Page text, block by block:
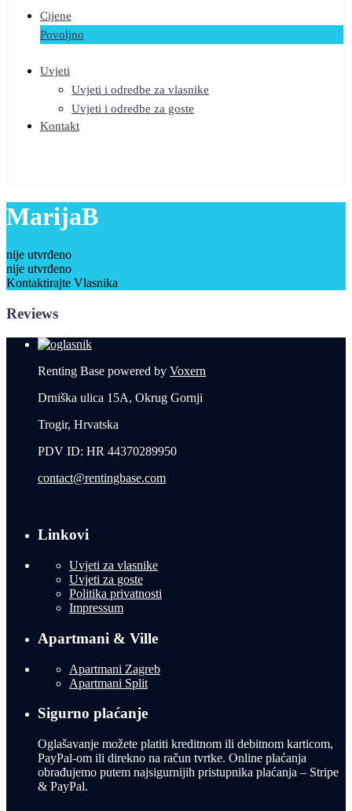
Cijene
Povoljno
Uvjeti
Uvjeti i odredbe za vlasnike
Uvjeti i odredbe za goste
Kontakt
MarijaB
nije utvrđeno
nije utvrđeno
Kontaktirajte Vlasnika
Reviews
Renting Base powered by Voxern
Drniška ulica 15A, Okrug Gornji
Trogir, Hrvatska
PDV ID: HR 44370289950
contact@rentingbase.com
Linkovi
Uvjeti za vlasnike
Uvjeti za goste
Politika privatnosti
Impressum
Apartmani & Ville
Apartmani Zagreb
Apartmani Split
Sigurno plaćanje
Oglašavanje možete platiti kreditnom ili debitnom karticom,
PayPal-om ili direkno na račun tvrtke. Online plaćanja
obrađujemo putem najsigurnijih pristupnika plaćanja – Stripe
& PayPal.